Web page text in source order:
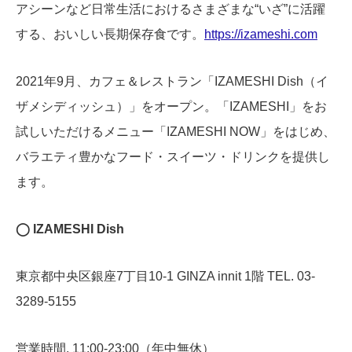
アシーンなど日常生活におけるさまざまな“いざ”に活躍
する、おいしい長期保存食です。
https://izameshi.com
2021年9月、カフェ＆レストラン「IZAMESHI Dish（イ
ザメシディッシュ）」をオープン。「IZAMESHI」をお
試しいただけるメニュー「IZAMESHI NOW」をはじめ、
バラエティ豊かなフード・スイーツ・ドリンクを提供し
ます。
◯ IZAMESHI Dish
東京都中央区銀座7丁目10-1 GINZA innit 1階 TEL. 03-
3289-5155
営業時間. 11:00-23:00（年中無休）